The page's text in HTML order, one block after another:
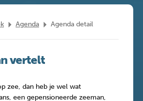
Agenda Agenda detail
vertelt
zee, dan heb je wel wat
een gepensioneerde zeeman,